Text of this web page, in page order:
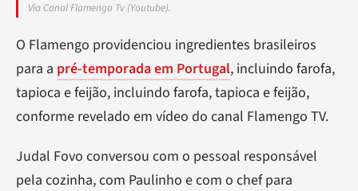
Via Canal Flamengo Tv (Youtube).
O Flamengo providenciou ingredientes brasileiros
para a pré-temporada em Portugal, incluindo farofa,
tapioca e feijão, incluindo farofa, tapioca e feijão,
conforme revelado em vídeo do canal Flamengo TV.
Judal Fovo conversou com o pessoal responsável
pela cozinha, com Paulinho e com o chef para